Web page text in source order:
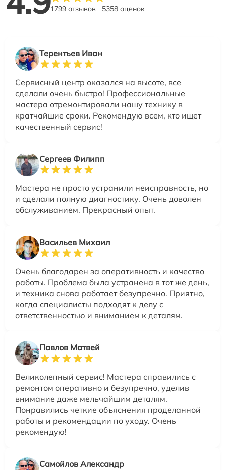
1799 отзывов 5358 оценок
Терентьев Иван
Сервисный центр оказался на высоте, все
сделали очень быстро! Профессиональные
мастера отремонтировали нашу технику в
кратчайшие сроки. Рекомендую всем, кто ищет
качественный сервис!
Сергеев Филипп
Мастера не просто устранили неисправность, но
и сделали полную диагностику. Очень доволен
обслуживанием. Прекрасный опыт.
Васильев Михаил
Очень благодарен за оперативность и качество
работы. Проблема была устранена в тот же день,
и техника снова работает безупречно. Приятно,
когда специалисты подходят к делу с
ответственностью и вниманием к деталям.
Павлов Матвей
Великолепный сервис! Мастера справились с
ремонтом оперативно и безупречно, уделив
внимание даже мельчайшим деталям.
Понравились четкие объяснения проделанной
работы и рекомендации по уходу. Очень
рекомендую!
Самойлов Александр